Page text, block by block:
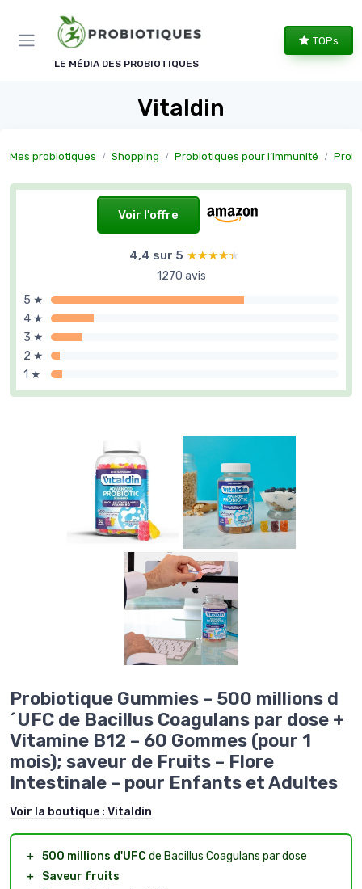
LE MÉDIA DES PROBIOTIQUES
TOPs
Vitaldin
Mes probiotiques Shopping Probiotiques pour l’immunité
Voir l'offre
4,4 sur 5 ★★★★★
★★★★★
1270 avis
5 ★
4 ★
3 ★
2 ★
1 ★
Probiotique Gummies – 500 millions d
´UFC de Bacillus Coagulans par dose +
Vitamine B12 – 60 Gommes (pour 1
mois); saveur de Fruits – Flore
Intestinale – pour Enfants et Adultes
Voir la boutique : Vitaldin
＋ 500 millions d'UFC de Bacillus Coagulans par dose
＋
Saveur fruits